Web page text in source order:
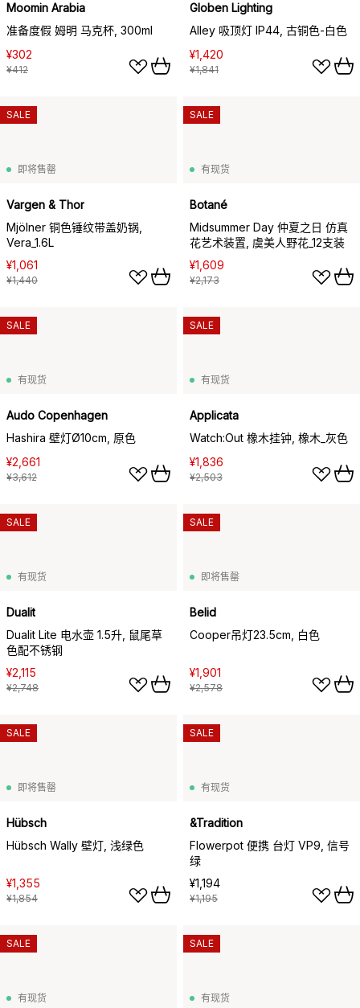
Moomin Arabia
准备度假 姆明 马克杯, 300ml
¥302
¥412
Globen Lighting
Alley 吸顶灯 IP44, 古铜色-白色
¥1,420
¥1,841
即将售罄
Vargen & Thor
Mjölner 铜色锤纹带盖奶锅,
Vera_1.6L
¥1,061
¥1,440
SALE
有现货
Botané
Midsummer Day 仲夏之日 仿真
花艺术装置, 虞美人野花_12支装
¥1,609
¥2,173
SALE
有现货
Audo Copenhagen
Hashira 壁灯Ø10cm, 原色
¥2,661
¥3,612
SALE
有现货
Applicata
Watch:Out 橡木挂钟, 橡木_灰色
¥1,836
¥2,503
SALE
有现货
Dualit
Dualit Lite 电水壶 1.5升, 鼠尾草
色配不锈钢
¥2,115
¥2,748
SALE
即将售罄
Belid
Cooper吊灯23.5cm, 白色
¥1,901
¥2,578
SALE
即将售罄
Hübsch
Hübsch Wally 壁灯, 浅绿色
¥1,355
¥1,854
SALE
有现货
&Tradition
Flowerpot 便携 台灯 VP9, 信号
绿
¥1,194
¥1,195
SALE
有现货
SALE
有现货
SALE